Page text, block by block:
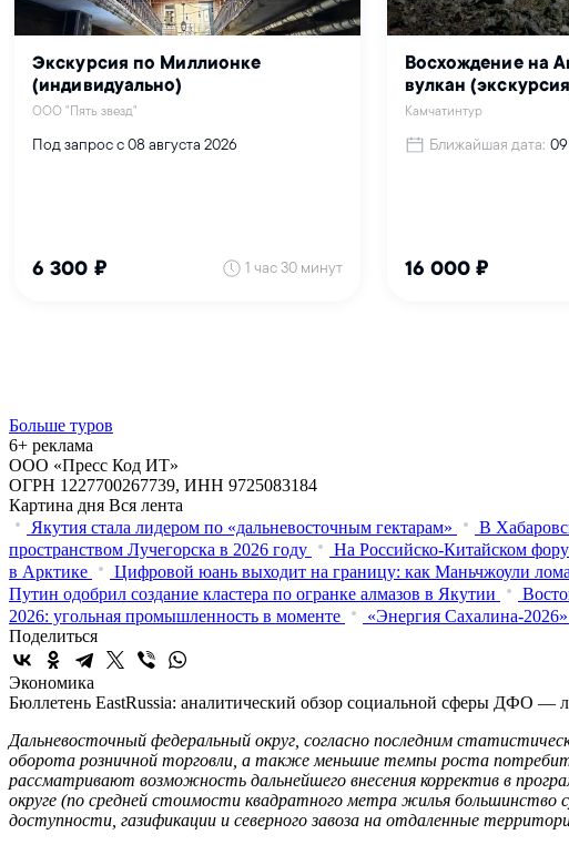
Больше туров
6+ реклама
ООО «Пресс Код ИТ»
ОГРН 1227700267739, ИНН 9725083184
Картина дня Вся лента
Якутия стала лидером по «дальневосточным гектарам»
В
пространством Лучегорска в 2026 году
На Российско-Китайском
в Арктике
Цифровой юань выходит на границу: как Маньчжоули
Путин одобрил создание кластера по огранке алмазов в Якутии
2026: угольная промышленность в моменте
«Энергия Сахалина-
Поделиться
Экономика
Бюллетень EastRussia: аналитический обзор социальной сферы ДФО —
Дальневосточный федеральный округ, согласно последним
оборота розничной торговли, а также меньшие темпы роста
рассматривают возможность дальнейшего внесения корректив в
округе (по средней стоимости квадратного метра жилья
доступности, газификации и северного завоза на отдаленные